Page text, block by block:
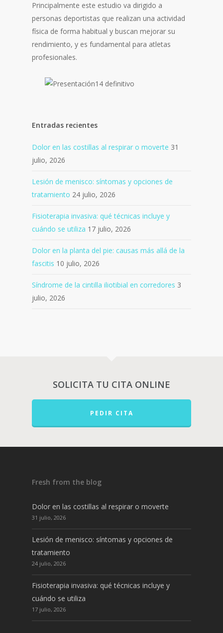
Principalmente este estudio va dirigido a
personas deportistas que realizan una actividad
física de forma habitual y buscan mejorar su
rendimiento, y es fundamental para atletas
profesionales.
Entradas recientes
Dolor en las costillas al respirar o moverte 31
julio, 2026
Lesión de menisco: síntomas y opciones de
tratamiento 24 julio, 2026
Fisioterapia invasiva: qué técnicas incluye y
cuándo se utiliza 17 julio, 2026
Dolor en la planta del pie: causas más allá de la
fascitis 10 julio, 2026
Síndrome de la cintilla iliotibial en corredores 3
julio, 2026
SOLICITA TU CITA ONLINE
PEDIR CITA
Fresh from the blog
Dolor en las costillas al respirar o moverte
31 julio, 2026
Lesión de menisco: síntomas y opciones de
tratamiento
24 julio, 2026
Fisioterapia invasiva: qué técnicas incluye y
cuándo se utiliza
17 julio, 2026